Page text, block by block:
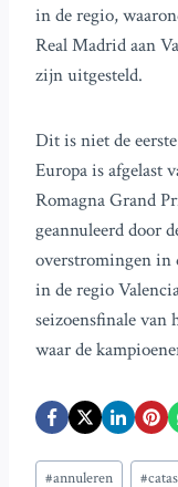
in de regio,
Real Madrid aan
zijn uitgesteld.
Dit is niet de
Europa is afgelast
Romagna Grand
geannuleerd door
overstromingen
in de regio
seizoensfinale van
waar de
Bericht
#annuleren #